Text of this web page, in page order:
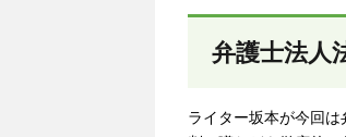
弁護士法人
ライター坂本が今回